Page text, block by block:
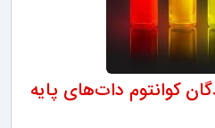
کوانتوم دات‌های پایه